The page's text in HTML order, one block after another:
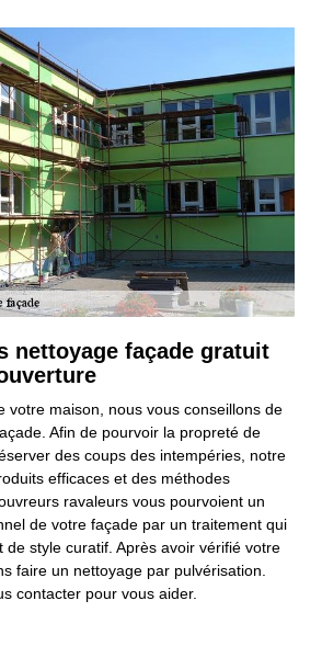
nettoyage façade gratuit
votre maison, nous vous conseillons de
Afin de pourvoir la propreté de
des coups des intempéries, notre
efficaces et des méthodes
ravaleurs vous pourvoient un
de votre façade par un traitement qui
de style curatif. Après avoir vérifié votre
faire un nettoyage par pulvérisation.
contacter pour vous aider.